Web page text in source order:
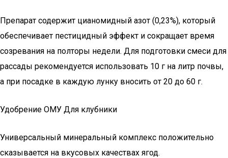
Препарат содержит цианомидный азот (0,23%), который
обеспечивает пестицидный эффект и сокращает время
созревания на полторы недели. Для подготовки смеси для
рассады рекомендуется использовать 10 г на литр почвы,
а при посадке в каждую лунку вносить от 20 до 60 г.
Удобрение ОМУ Для клубники
Универсальный минеральный комплекс положительно
сказывается на вкусовых качествах ягод.